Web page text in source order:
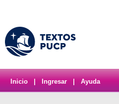
Inicio Ingresar Ayuda